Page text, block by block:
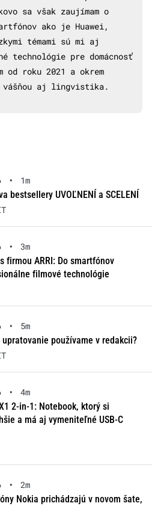
sa však zaujímam o
ako je Huawei,
témami sú mi aj
technológie pre domácnosť
od roku 2021 a okrem
vášňou aj lingvistika.
•
1m
bestsellery UVOĽNENÍ a SCELENÍ
•
3m
firmou ARRI: Do smartfónov
filmové technológie
•
5m
používame v redakcii?
•
4m
2-in-1: Notebook, ktorý si
a má aj vymeniteľné USB-C
•
2m
Nokia prichádzajú v novom šate,